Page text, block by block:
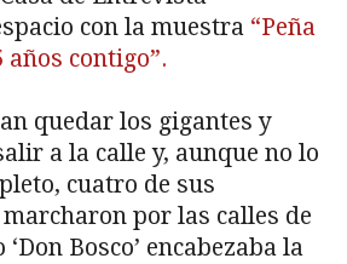
con la muestra “Peña
contigo”.
quedar los gigantes y
a la calle y, aunque no lo
cuatro de sus
por las calles de
Bosco’ encabezaba la